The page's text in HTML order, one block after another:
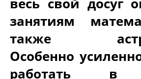
занятиям
также
Особенно
работать в